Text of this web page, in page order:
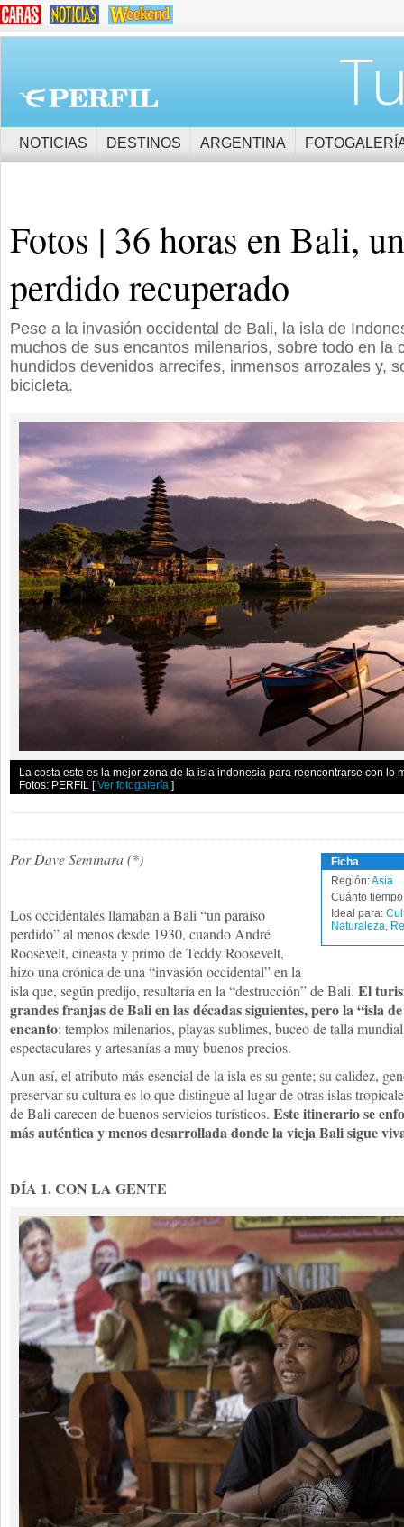
NOTICIAS DESTINOS ARGENTINA
Fotos | 36 horas en Bali,
perdido recuperado
Pese a la invasión occidental de Bali, la isla de
muchos de sus encantos milenarios, sobre todo en la
hundidos devenidos arrecifes, inmensos arrozales y,
bicicleta.
La costa este es la mejor zona de la isla indonesia para reencontrarse con lo
Fotos: PERFIL [Ver fotogalería ]
Ficha
Región:Asia
Cuánto
Ideal para:
Naturaleza,
Por Dave Seminara (*)
Los occidentales llamaban a Bali “un paraíso
perdido” al menos desde 1930, cuando André
Roosevelt, cineasta y primo de Teddy Roosevelt,
hizo una crónica de una “invasión occidental” en la
isla que, según predijo, resultaría en la “destrucción” de Bali. El
grandes franjas de Bali en las décadas siguientes, pero la “isla
encanto: templos milenarios, playas sublimes, buceo de talla
espectaculares y artesanías a muy buenos precios.
Aun así, el atributo más esencial de la isla es su gente; su calidez,
preservar su cultura es lo que distingue al lugar de otras islas
de Bali carecen de buenos servicios turísticos. Este itinerario se
más auténtica y menos desarrollada donde la vieja Bali sigue
DÍA 1. CON LA GENTE